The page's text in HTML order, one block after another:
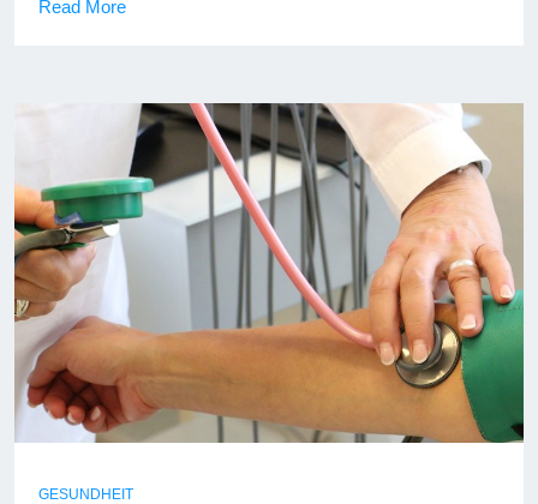
Read More
GESUNDHEIT